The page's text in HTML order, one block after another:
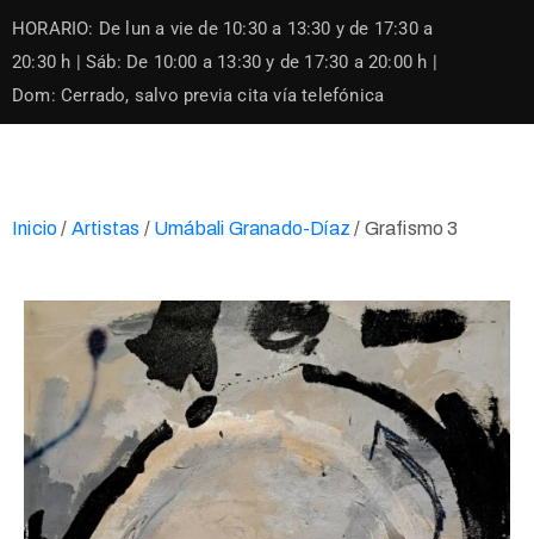
to
content
HORARIO: De lun a vie de 10:30 a 13:30 y de 17:30 a
20:30 h | Sáb: De 10:00 a 13:30 y de 17:30 a 20:00 h |
Dom: Cerrado, salvo previa cita vía telefónica
Inicio/ Artistas / Umábali Granado-Díaz / Grafismo 3